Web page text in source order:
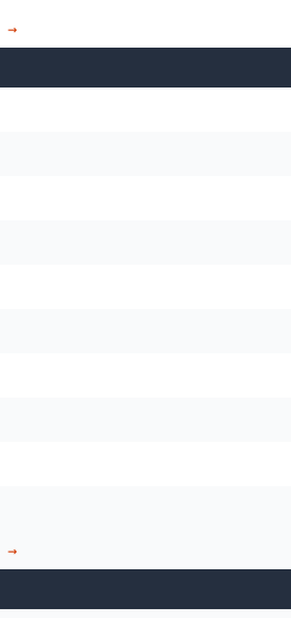
→
→